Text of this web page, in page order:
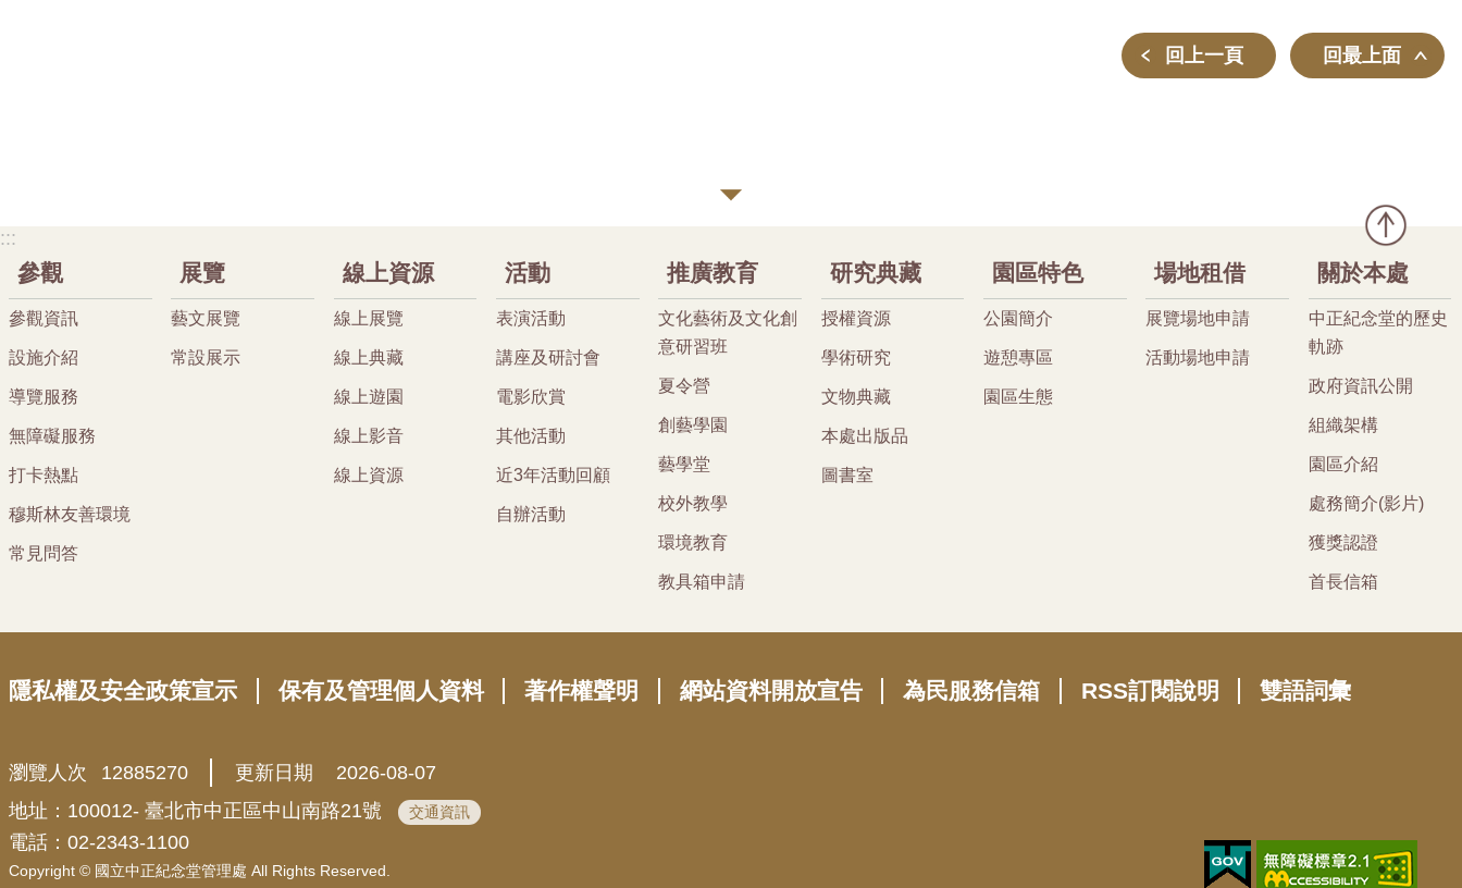
回上一頁 回最上面
:::
參觀
參觀資訊
設施介紹
導覽服務
無障礙服務
打卡熱點
穆斯林友善環境
常見問答
展覽
藝文展覽
常設展示
線上資源
線上展覽
線上典藏
線上遊園
線上影音
線上資源
活動
表演活動
講座及研討會
電影欣賞
其他活動
近3年活動回顧
自辦活動
推廣教育
文化藝術及文化創
意研習班
夏令營
創藝學園
藝學堂
校外教學
環境教育
教具箱申請
研究典藏
授權資源
學術研究
文物典藏
本處出版品
圖書室
園區特色
公園簡介
遊憩專區
園區生態
場地租借
展覽場地申請
活動場地申請
關於本處
中正紀念堂的歷史
軌跡
政府資訊公開
組織架構
園區介紹
處務簡介(影片)
獲獎認證
首長信箱
隱私權及安全政策宣示 保有及管理個人資料 著作權聲明 網站資料開放宣告 為民服務信箱 RSS訂閱說明 雙語詞彙
瀏覽人次 12885270 更新日期
2026-08-07
地址：100012- 臺北市中正區中山南路21號
交通資訊
電話：02-2343-1100
Copyright © 國立中正紀念堂管理處 All Rights Reserved.